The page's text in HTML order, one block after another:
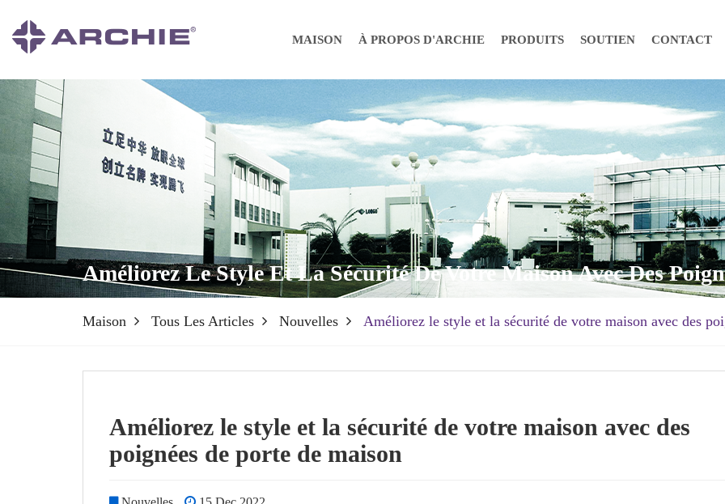
MAISON À PROPOS D'ARCHIE PRODUITS SOUTIEN CONTACT
Améliorez Le Style Et La Sécurité De Votre Maison Avec Des
Maison Tous Les Articles Nouvelles Améliorez le style et la sécurité de votre maison avec des
Améliorez le style et la sécurité de votre maison avec des
poignées de porte de maison